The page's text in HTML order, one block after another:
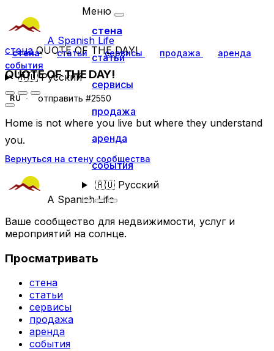
A Spanish Life
стена статьи сервисы продажа
аренда
события
🇷🇺Русский
Меню
стена
статьи
сервисы
продажа
аренда
события
🇷🇺Русский
стенаQUOTE OF THE DAY!
QUOTE OF THE DAY!
RU отправить #2550
Home is not where you live but where they understand
you.
Вернуться на стену сообщества
A Spanish Life
Ваше сообщество для недвижимости, услуг и
мероприятий на солнце.
Просматривать
стена
статьи
сервисы
продажа
аренда
события